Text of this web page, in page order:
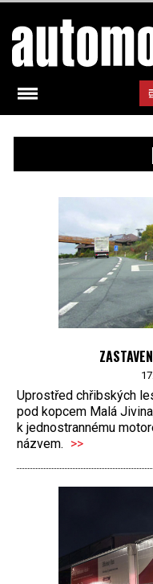
Uprostřed chřibských
pod kopcem Malá
k jednostrannému
názvem. >>